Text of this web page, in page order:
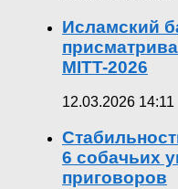
Исламский
MITT-2026
12.03.2026 14:11
6 собачьих
приговоров